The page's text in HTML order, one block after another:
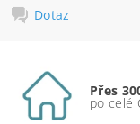
Dotaz
Přes
po celé